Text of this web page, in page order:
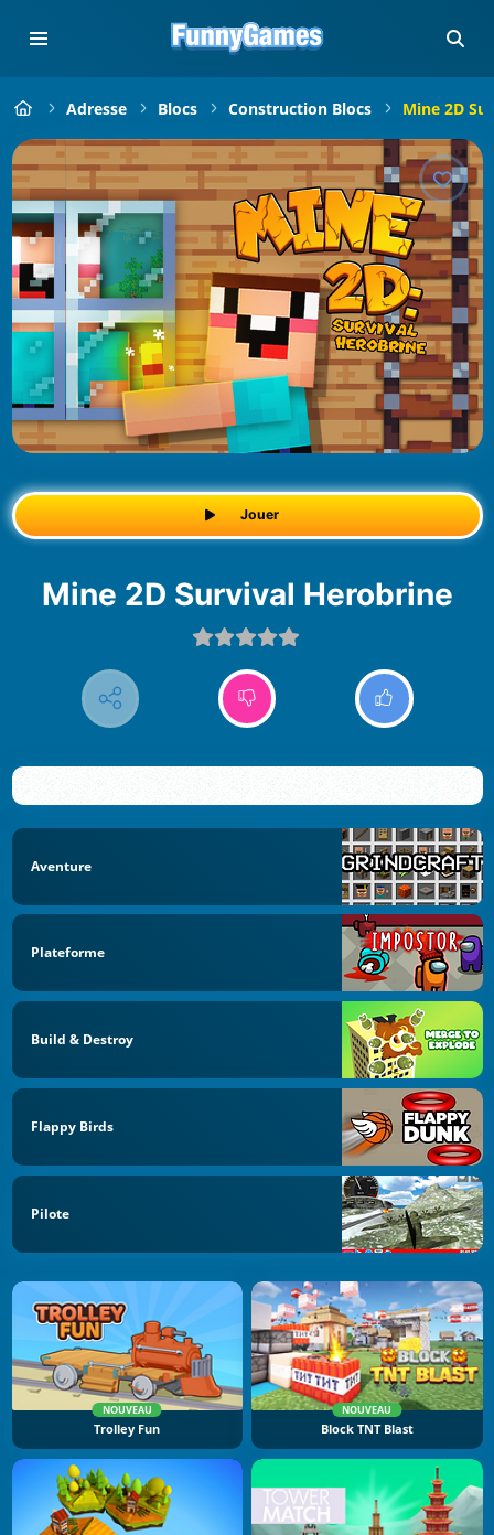
Adresse Blocs Construction Blocs Mine 2D
Jouer
Mine 2D Survival Herobrine
Aventure
Plateforme
Build & Destroy
Flappy Birds
Pilote
NOUVEAU
Trolley Fun
NOUVEAU
Block TNT Blast